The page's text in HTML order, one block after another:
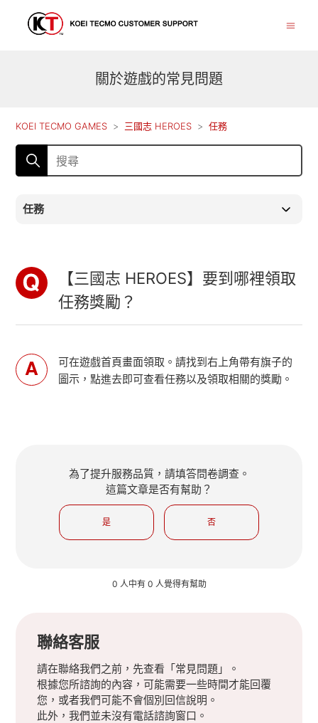
關於遊戲的常見問題
KOEI TECMO GAMES 三國志 HEROES 任務
任務
【三國志 HEROES】要到哪裡領取
任務獎勵？
可在遊戲首頁畫面領取。請找到右上角帶有旗子的
圖示，點進去即可查看任務以及領取相關的獎勵。
為了提升服務品質，請填答問卷調查。
這篇文章是否有幫助？
是 否
0 人中有 0 人覺得有幫助
聯絡客服
請在聯絡我們之前，先查看「常見問題」。
根據您所諮詢的內容，可能需要一些時間才能回覆
您，或者我們可能不會個別回信說明。
此外，我們並未沒有電話諮詢窗口。